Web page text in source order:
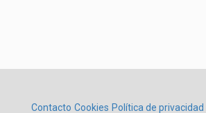
Contacto Cookies Política de privacidad